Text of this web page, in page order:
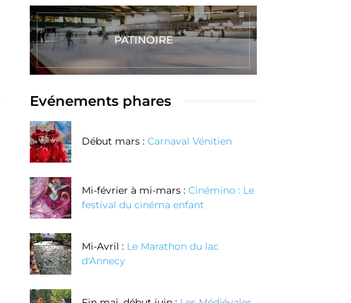
PATINOIRE
Evénements phares
Début mars : Carnaval Vénitien
Mi-février à mi-mars : Cinémino : Le
festival du cinéma enfant
Mi-Avril : Le Marathon du lac
d'Annecy